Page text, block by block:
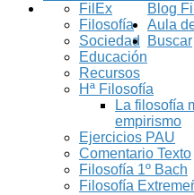
Blog
FilEx
Filosofía
Sociedad
Educación
Recursos
Aula
Hª Filosofía
La filosofía
empirismo
Ejercicios PAU
Comentario Texto
Filosofía 1º Bach
Filosofía
Buscar